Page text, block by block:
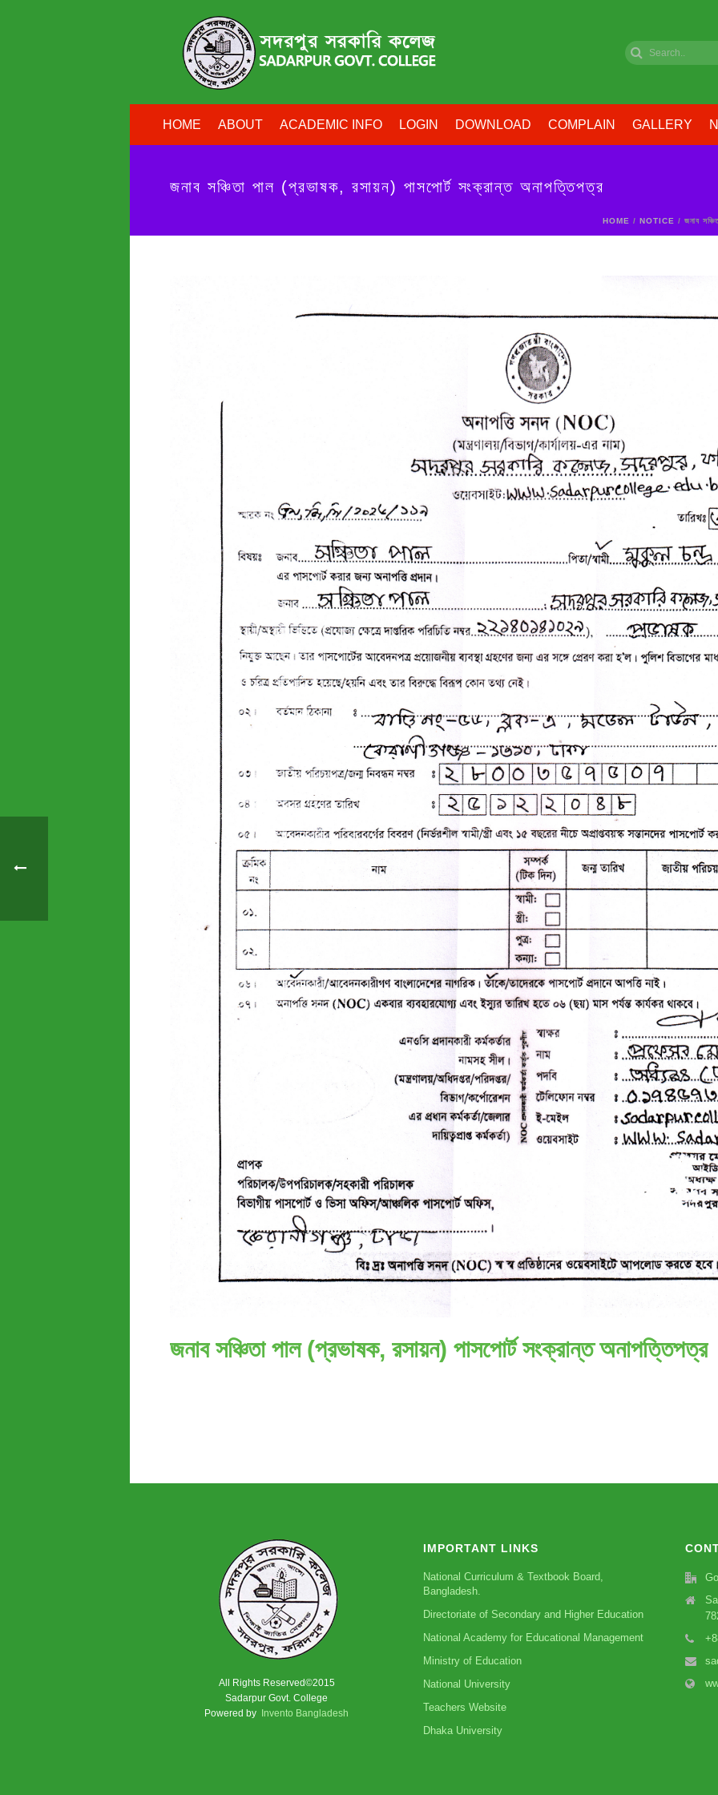
HOME ABOUT ACADEMIC INFO LOGIN DOWNLOAD COMPLAIN GALLERY
জনাব সঞ্চিতা পাল (প্রভাষক, রসায়ন) পাসপোর্ট সংক্রান্ত অনাপত্তিপত্র
HOME / NOTICE / জনাব
জনাব সঞ্চিতা পাল (প্রভাষক, রসায়ন) পাসপোর্ট সংক্রান্ত অনাপত্তিপত্র
All Rights Reserved©2015
Sadarpur Govt. College
Powered by Invento Bangladesh
IMPORTANT LINKS
National Curriculum & Textbook Board,
Bangladesh.
Directoriate of Secondary and Higher Education
National Academy for Educational Management
Ministry of Education
National University
Teachers Website
Dhaka University